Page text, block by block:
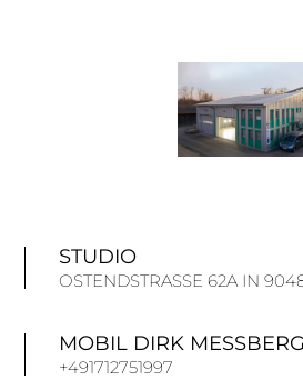
STUDIO
OSTENDSTRASSE 62A IN
MOBIL DIRK
+491712751997